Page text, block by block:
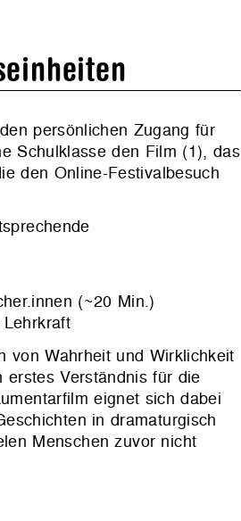
persönlichen Zugang für
Schulklasse den Film (1), das
den Online-Festivalbesuch
(~20 Min.)
Wahrheit und Wirklichkeit
Verständnis für die
eignet sich dabei
in dramaturgisch
Menschen zuvor nicht